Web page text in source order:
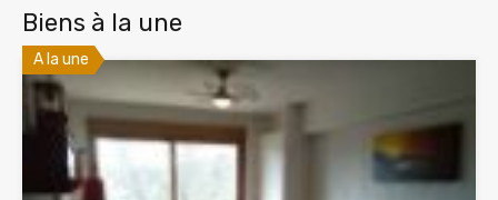
Biens à la une
A la une